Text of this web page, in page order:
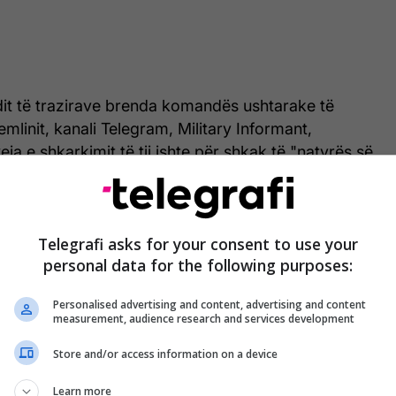
të trazirave brenda komandës ushtarake të
kanali Telegram, Military Informant,
e shkarkimit të tij ishte për shkak të "natyrës së
"nuk ishte mësuar të heshtë" kur ishte
e personelit të tij që luftonte në Bakhmut, një
nga lufta në Ukrainën lindore.
gjithashtu nga kanali Telegram i lidhur me
– nuk është konfirmuar nga Ushtria Ruse e
Telegrafi asks for your consent to use your
personal data for the following purposes:
Personalised advertising and content, advertising and content
measurement, audience research and services development
Store and/or access information on a device
Learn more